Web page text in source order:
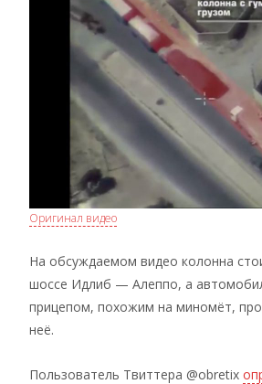
Оригинал видео
На обсуждаемом видео колонна
шоссе Идлиб — Алеппо, а
прицепом, похожим на миномёт,
неё.
Пользователь Твиттера @obretix